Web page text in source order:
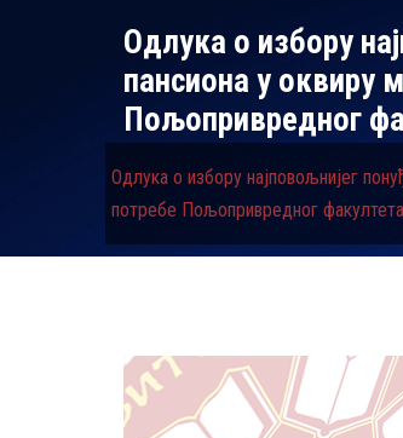
Одлука о избору
пансиона у оквиру
Пољопривредног
Одлука о избору најповољнијег
потребе Пољопривредног